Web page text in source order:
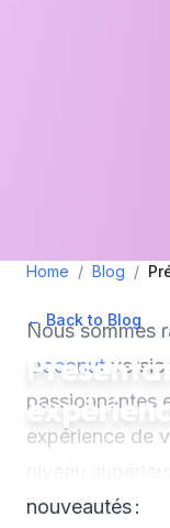
Home / Blog /
← Back to Blog
Nous sommes
Doconut
passionnantes
expérience de
nouveautés :